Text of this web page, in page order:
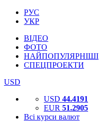
РУС
УКР
ВІДЕО
ФОТО
НАЙПОПУЛЯРНІШІ
СПЕЦПРОЕКТИ
USD
USD 44.4191
EUR 51.2905
Всі курси валют